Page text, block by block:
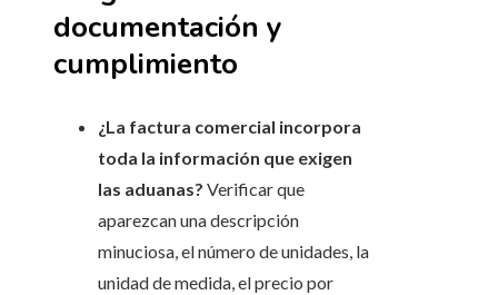
documentación y
cumplimiento
¿La factura comercial incorpora
toda la información que exigen
las aduanas? Verificar que
aparezcan una descripción
minuciosa, el número de unidades, la
unidad de medida, el precio por